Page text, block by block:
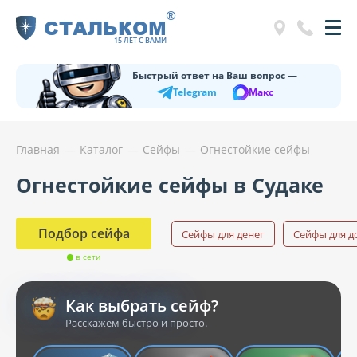
СТАЛЬКОМ
15 ЛЕТ С ВАМИ
®
Быстрый ответ на Ваш вопрос —
Telegram
Макс
Главная Каталог Сейфы Огнестойкие сейфы
Огнестойкие сейфы в Судаке
Подбор сейфа
в сети
Сейфы для денег Сейфы для
Как выбрать сейф?
Расскажем быстро и просто.